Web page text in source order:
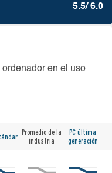
5.5/ 6.0
en el uso
Promedio de la
industria
PC última
generación